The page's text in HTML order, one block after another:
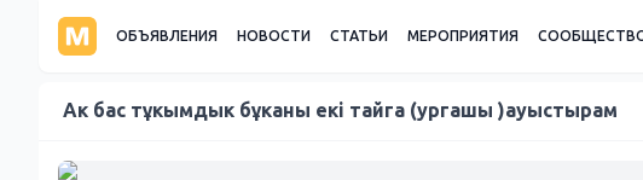
ОБЪЯВЛЕНИЯ НОВОСТИ СТАТЬИ МЕРОПРИЯТИЯ
Ак бас тұкымдык бұканы екі тайга (ургашы )ауыстырам